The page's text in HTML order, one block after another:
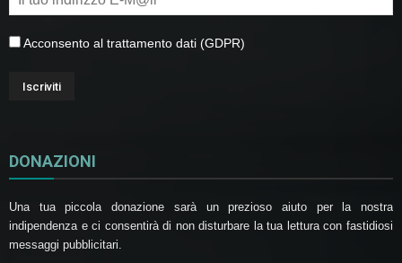
Acconsento al trattamento dati (GDPR)
DONAZIONI
Una tua piccola donazione sarà un prezioso aiuto per la nostra
indipendenza e ci consentirà di non disturbare la tua lettura con fastidiosi
messaggi pubblicitari.